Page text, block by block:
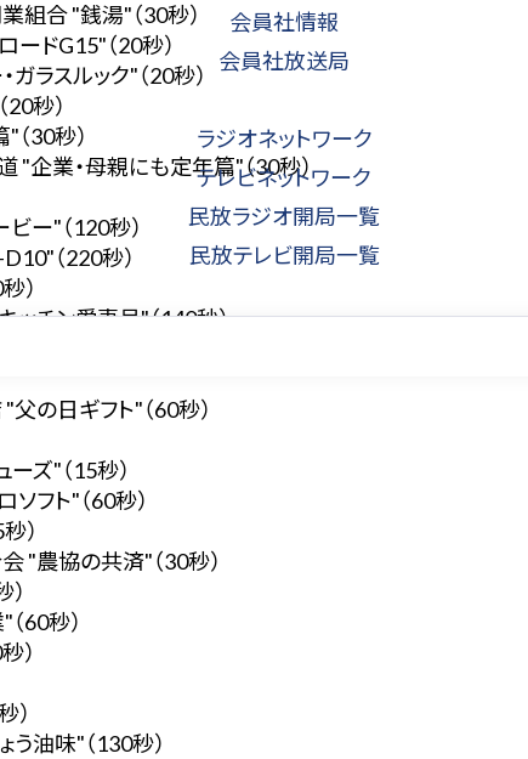
会員社情報
会員社放送局
ラジオネットワーク
テレビネットワーク
民放ラジオ開局一覧
民放テレビ開局一覧
合 "銭湯"（30秒）
ドG15"（20秒）
ラスルック"（20秒）
秒）
30秒）
企業・母親にも定年篇"（30秒）
ー"（120秒）
（220秒）
）
チン愛妻号"（140秒）
95秒）
日ギフト"（60秒）
ズ"（15秒）
フト"（60秒）
）
農協の共済"（30秒）
60秒）
）
）
油味"（130秒）